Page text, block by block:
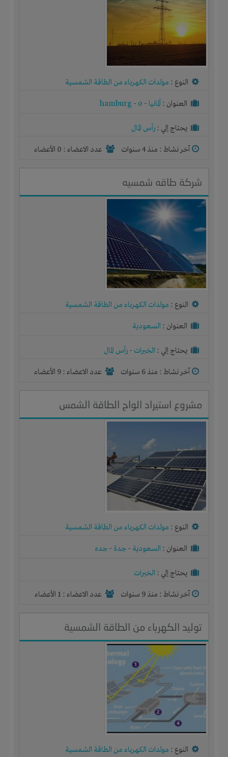
النوع : مولدات الكهرباء من الطاقة الشمسية
العنوان : ألمانيا -
hamburg - o
يحتاج إلي : رأس المال
آخر نشاط : منذ 4 سنوات عدد الاعضاء : 0 الأعضاء
شركة طاقه شمسيه
النوع : مولدات الكهرباء من الطاقة الشمسية
العنوان : السعودية
يحتاج إلي : الخبرات - رأس المال
آخر نشاط : منذ 6 سنوات عدد الاعضاء : 9 الأعضاء
مشروع استيراد الواح الطاقة الشمس
النوع : مولدات الكهرباء من الطاقة الشمسية
العنوان : السعودية - جدة - جده
يحتاج إلي : الخبرات
آخر نشاط : منذ 9 سنوات عدد الاعضاء : 1 الأعضاء
توليد الكهرباء من الطاقة الشمسية
النوع : مولدات الكهرباء من الطاقة الشمسية